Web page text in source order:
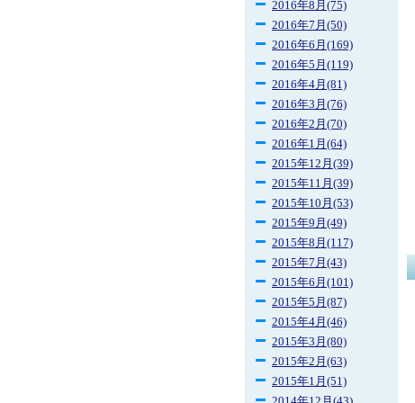
2016年8月(75)
2016年7月(50)
2016年6月(169)
2016年5月(119)
2016年4月(81)
2016年3月(76)
2016年2月(70)
2016年1月(64)
2015年12月(39)
2015年11月(39)
2015年10月(53)
2015年9月(49)
2015年8月(117)
2015年7月(43)
2015年6月(101)
2015年5月(87)
2015年4月(46)
2015年3月(80)
2015年2月(63)
2015年1月(51)